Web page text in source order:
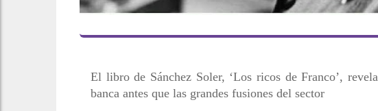
El libro de Sánchez Soler, ‘Los ricos de Franco’,
banca antes que las grandes fusiones del sector